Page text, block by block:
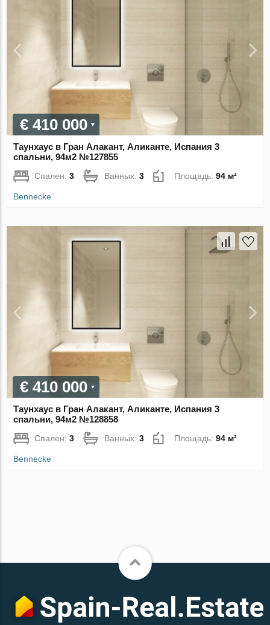
€ 410 000
Таунхаус в Гран Алакант, Аликанте, Испания 3
спальни, 94м2 №127855
Спален:3 Ванных:3 Площадь:94 м²
Bennecke
€ 410 000
Таунхаус в Гран Алакант, Аликанте, Испания 3
спальни, 94м2 №128858
Спален:3 Ванных:3 Площадь:94 м²
Bennecke